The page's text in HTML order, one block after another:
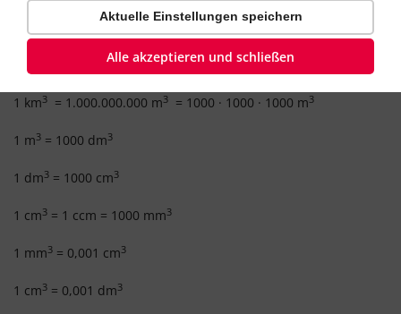
Kubimeter sind also kein „Kilokubikmeter“, sondern ein
Kubikdezimeter. Eine Ausnahme bildet die Einheit Liter, siehe
unten.
Umrechnung von gebräuchlichen Volumeneinheiten:
1 km3 = 1.000.000.000 m3 = 1000 · 1000 · 1000 m3
1 m3 = 1000 dm3
1 dm3 = 1000 cm3
1 cm3 = 1 ccm = 1000 mm3
1 mm3 = 0,001 cm3
1 cm3 = 0,001 dm3
Abgelehnt:
Personalisierungs-Cookies
Aktuelle Einstellungen speichern
Alle akzeptieren und schließen